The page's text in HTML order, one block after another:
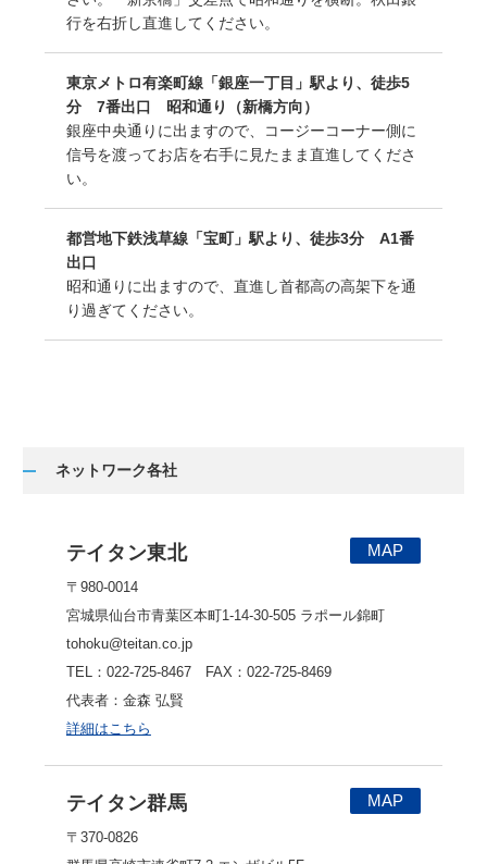
行を右折し直進してください。
東京メトロ有楽町線「銀座一丁目」駅より、徒歩5
分 7番出口 昭和通り（新橋方向）
銀座中央通りに出ますので、コージーコーナー側に
信号を渡ってお店を右手に見たまま直進してくださ
い。
都営地下鉄浅草線「宝町」駅より、徒歩3分 A1番
出口
昭和通りに出ますので、直進し首都高の高架下を通
り過ぎてください。
ネットワーク各社
テイタン東北
〒980-0014
宮城県仙台市青葉区本町1-14-30-505 ラポール錦町
tohoku@teitan.co.jp
TEL：022-725-8467 FAX：022-725-8469
代表者：金森 弘賢
詳細はこちら
MAP
テイタン群馬
〒370-0826
MAP